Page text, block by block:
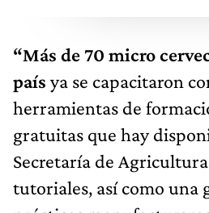
“Más de 70 micro
país ya se capacitaron
herramientas de
gratuitas que hay
Secretaría de
tutoriales, así como una